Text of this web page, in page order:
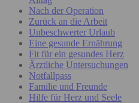
Nach der Operation
Zurück an die Arbeit
Unbeschwerter Urlaub
Eine gesunde Ernährung
Fit für ein gesundes Herz
Ärztliche Untersuchungen
Notfallpass
Familie und Freunde
Hilfe für Herz und Seele